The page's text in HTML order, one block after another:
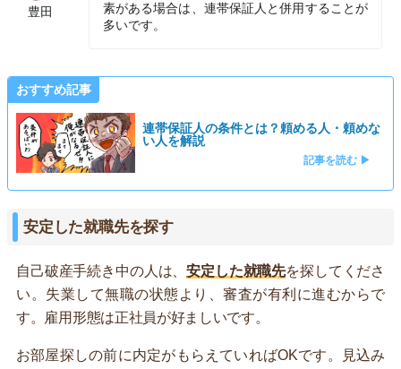
豊田
素がある場合は、連帯保証人と併用することが
多いです。
おすすめ記事
連帯保証人の条件とは？頼める人・頼めな
い人を解説
記事を読む ▶
安定した就職先を探す
自己破産手続き中の人は、安定した就職先を探してくださ
い。失業して無職の状態より、審査が有利に進むからで
す。雇用形態は正社員が好ましいです。
お部屋探しの前に内定がもらえていればOKです。見込み